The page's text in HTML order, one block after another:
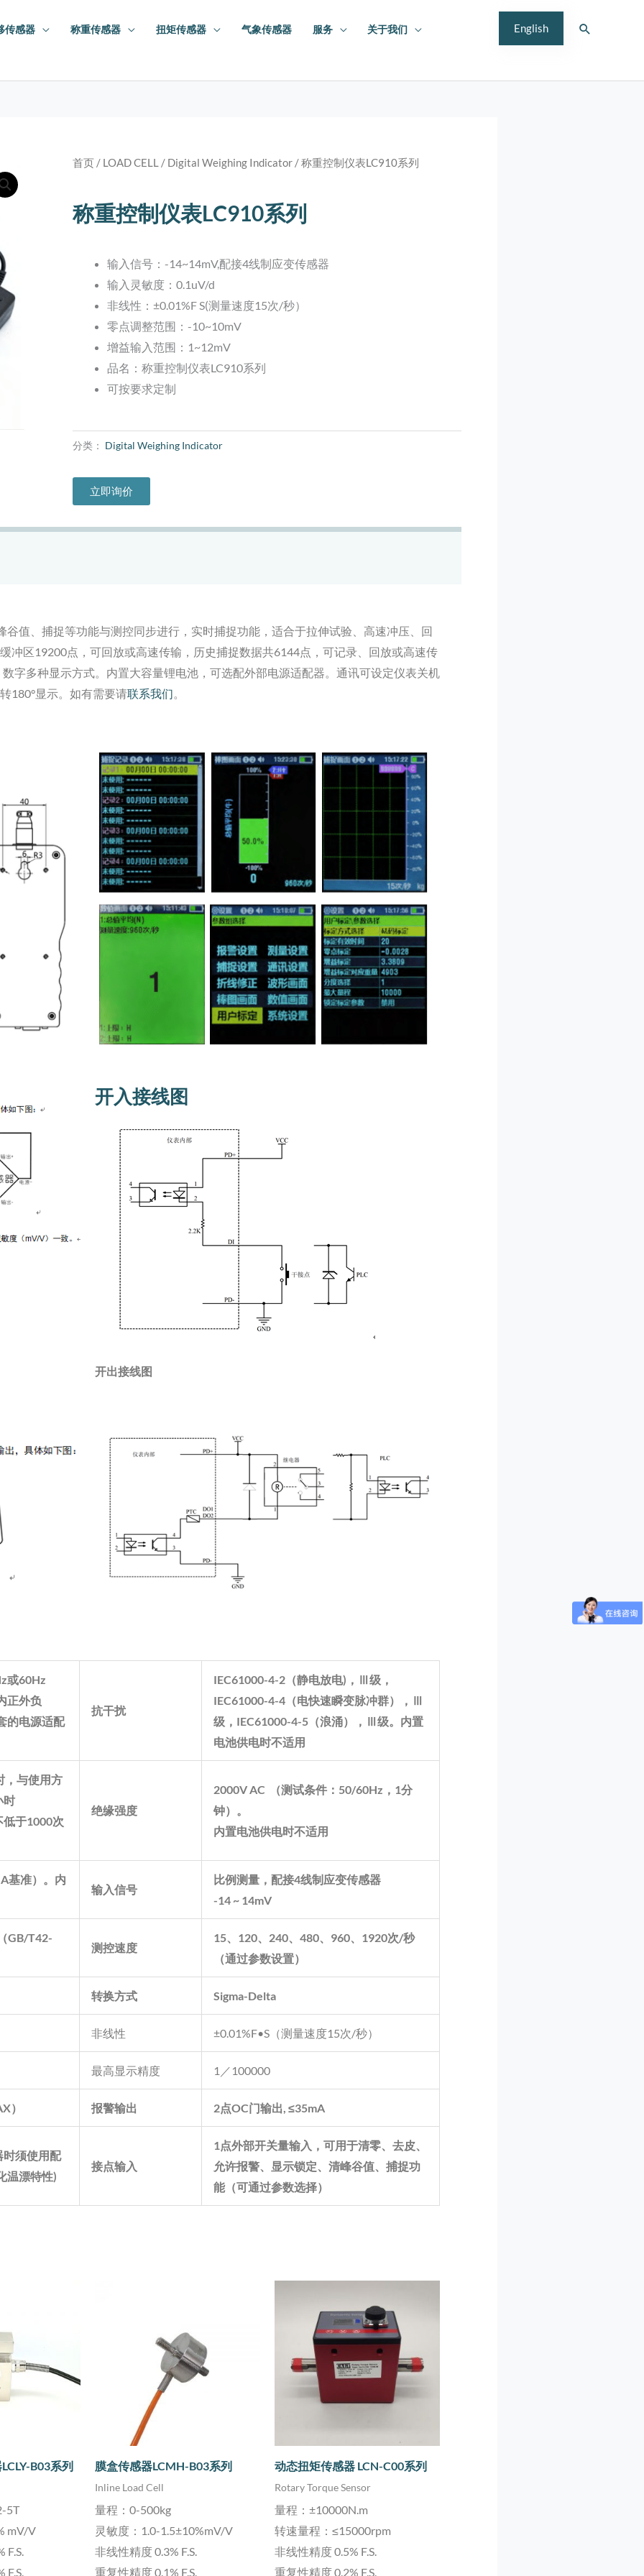
传感器 称重传感器 扭矩传感器 气象传感器 服务 关于我们 English
搜
首页/ LOAD CELL / Digital Weighing Indicator/ 称重控制仪表LC910系列
称重控制仪表LC910系列
输入信号：-14~14mV,配接4线制应变传感器
输入灵敏度：0.1uV/d
非线性：±0.01%F S(测量速度15次/秒）
零点调整范围：-10~10mV
增益输入范围：1~12mV
品名： 称重控制仪表LC910系列
可按要求定制
分类： Digital Weighing Indicator
立即询价
值、捕捉等功能与测控同步进行，实时捕捉功能，适合于拉伸试验、高速冲压、回
冲区19200点，可回放或高速传输，历史捕捉数据共6144点，可记录、回放或高速传
字多种显示方式。内置大容量锂电池，可选配外部电源适配器。通讯可设定仪表关机
180°显示。如有需要请联系我们。
开入接线图
开出接线图
或60Hz
正外负
的电源适配
抗干扰
IEC61000-4-2 （静电放电) ，Ⅲ级，
IEC61000-4-4 （电快速瞬变脉冲群），Ⅲ
级， IEC61000-4-5 （浪涌），Ⅲ级。内置
电池供电时不适用
，与使用方
时
低于1000次
绝缘强度
2000V AC （测试条件： 50/60Hz ， 1分
钟）。
内置电池供电时不适用
基准）。内
输入信号
比例测量，配接4线制应变传感器
-14 ~ 14mV
GB/T42-
测控速度
15 120 240 480 960 1920次/秒
（通过参数设置）
转换方式 Sigma-Delta
非线性 ±0.01%F•S（测量速度15次/秒）
最高显示精度 1／100000
） 报警输出 2点OC门输出 ≤35mA
时须使用配
温漂特性)
接点输入
1 点外部开关量输入，可用于清零、去皮、
允许报警、显示锁定、清峰谷值、捕捉功
能（可通过参数选择）
B03系列
5T
mV/V
F.S.
F.S.
膜盒传感器LCMH-B03系列
Inline Load Cell
量程：0-500kg
灵敏度：1.0-1.5±10%mV/V
非线性精度 0.3% F.S.
重复性精度 0.1% F.S.
动态扭矩传感器 LCN-C00系列
Rotary Torque Sensor
量程：±10000N.m
转速量程：≤15000rpm
非线性精度 0.5% F.S.
重复性精度 0.2% F.S.